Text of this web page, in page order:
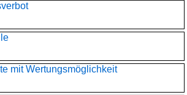
mit Wertungsmöglichkeit